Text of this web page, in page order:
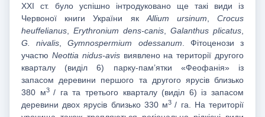
ХХІ ст. було успішно інтродуковано ще такі види із
Червоної книги України якAllium ursinum,Crocus
heuffelianus, Erythronium dens-canis, Galanthus plicatus,
G. nivalis,Gymnospermium odessanum. Фітоценози з
участю Neottia nidus-avis виявлено на території другого
кварталу (виділ 6) парку-пам’ятки «Феофанія» із
запасом деревини першого та другого ярусів близько
380 м3 / га та третього кварталу (виділ 6) із запасом
деревини двох ярусів близько 330 м3 / га. На території